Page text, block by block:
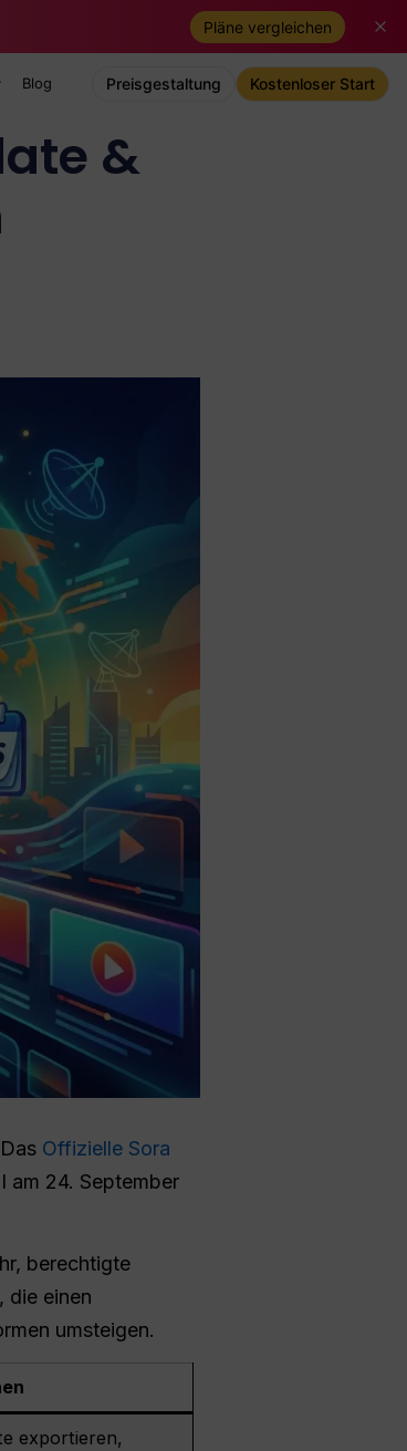
Pläne vergleichen
Blog Preisgestaltung Kostenloser Start
&
Offizielle Sora
am 24. September
berechtigte
die einen
umsteigen.
exportieren,